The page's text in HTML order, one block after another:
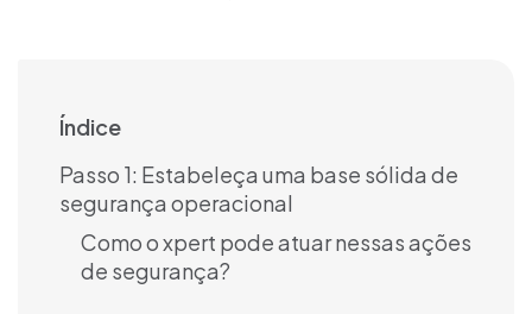
Índice
Passo 1: Estabeleça uma base sólida de
segurança operacional
Como o xpert pode atuar nessas ações
de segurança?